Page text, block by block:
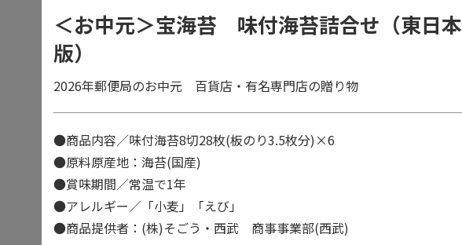
＜お中元＞宝海苔 味付海苔詰合せ（東日本
版）
2026年郵便局のお中元 百貨店・有名専門店の贈り物
●商品内容／味付海苔8切28枚(板のり3.5枚分)×6
●原料原産地：海苔(国産)
●賞味期間／常温で1年
●アレルギー／「小麦」「えび」
●商品提供者：(株)そごう・西武 商事事業部(西武)